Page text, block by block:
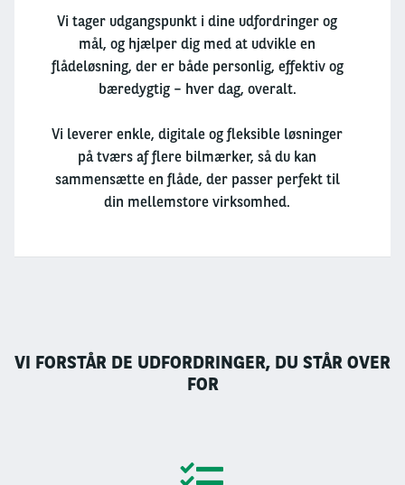
Vi tager udgangspunkt i dine udfordringer og
mål, og hjælper dig med at udvikle en
flådeløsning, der er både personlig, effektiv og
bæredygtig – hver dag, overalt.
Vi leverer enkle, digitale og fleksible løsninger
på tværs af flere bilmærker, så du kan
sammensætte en flåde, der passer perfekt til
din mellemstore virksomhed.
VI FORSTÅR DE UDFORDRINGER, DU STÅR OVER
FOR